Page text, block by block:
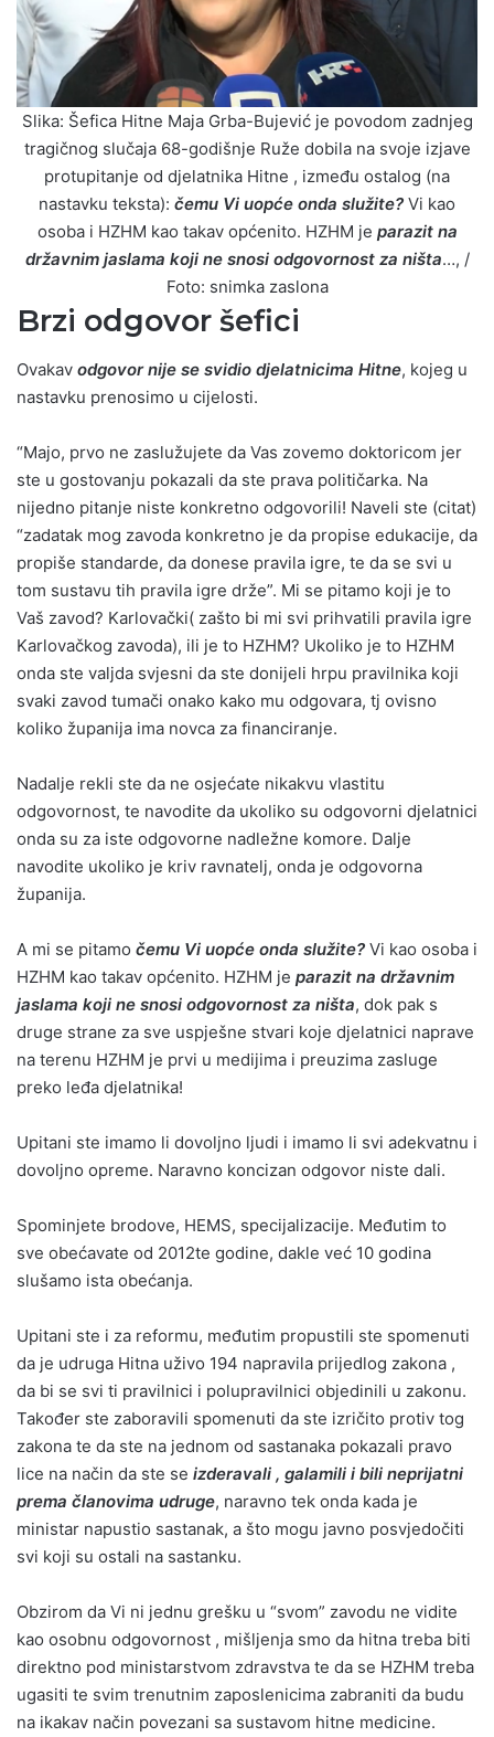
Slika: Šefica Hitne Maja Grba-Bujević je povodom zadnjeg
tragičnog slučaja 68-godišnje Ruže dobila na svoje izjave
protupitanje od djelatnika Hitne , između ostalog (na
nastavku teksta): čemu Vi uopće onda služite? Vi kao
osoba i HZHM kao takav općenito. HZHM je parazit na
državnim jaslama koji ne snosi odgovornost za ništa…, /
Foto: snimka zaslona
Brzi odgovor šefici
Ovakav odgovor nije se svidio djelatnicima Hitne, kojeg u
nastavku prenosimo u cijelosti.
“Majo, prvo ne zaslužujete da Vas zovemo doktoricom jer
ste u gostovanju pokazali da ste prava političarka. Na
nijedno pitanje niste konkretno odgovorili! Naveli ste (citat)
“zadatak mog zavoda konkretno je da propise edukacije, da
propiše standarde, da donese pravila igre, te da se svi u
tom sustavu tih pravila igre drže”. Mi se pitamo koji je to
Vaš zavod? Karlovački( zašto bi mi svi prihvatili pravila igre
Karlovačkog zavoda), ili je to HZHM? Ukoliko je to HZHM
onda ste valjda svjesni da ste donijeli hrpu pravilnika koji
svaki zavod tumači onako kako mu odgovara, tj ovisno
koliko županija ima novca za financiranje.
Nadalje rekli ste da ne osjećate nikakvu vlastitu
odgovornost, te navodite da ukoliko su odgovorni djelatnici
onda su za iste odgovorne nadležne komore. Dalje
navodite ukoliko je kriv ravnatelj, onda je odgovorna
županija.
A mi se pitamo čemu Vi uopće onda služite? Vi kao osoba i
HZHM kao takav općenito. HZHM je parazit na državnim
jaslama koji ne snosi odgovornost za ništa, dok pak s
druge strane za sve uspješne stvari koje djelatnici naprave
na terenu HZHM je prvi u medijima i preuzima zasluge
preko leđa djelatnika!
Upitani ste imamo li dovoljno ljudi i imamo li svi adekvatnu i
dovoljno opreme. Naravno koncizan odgovor niste dali.
Spominjete brodove, HEMS, specijalizacije. Međutim to
sve obećavate od 2012te godine, dakle već 10 godina
slušamo ista obećanja.
Upitani ste i za reformu, međutim propustili ste spomenuti
da je udruga Hitna uživo 194 napravila prijedlog zakona ,
da bi se svi ti pravilnici i polupravilnici objedinili u zakonu.
Također ste zaboravili spomenuti da ste izričito protiv tog
zakona te da ste na jednom od sastanaka pokazali pravo
lice na način da ste se izderavali , galamili i bili neprijatni
prema članovima udruge, naravno tek onda kada je
ministar napustio sastanak, a što mogu javno posvjedočiti
svi koji su ostali na sastanku.
Obzirom da Vi ni jednu grešku u “svom” zavodu ne vidite
kao osobnu odgovornost , mišljenja smo da hitna treba biti
direktno pod ministarstvom zdravstva te da se HZHM treba
ugasiti te svim trenutnim zaposlenicima zabraniti da budu
na ikakav način povezani sa sustavom hitne medicine.